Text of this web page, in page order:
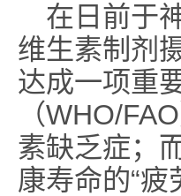
在日前于
维生素制剂
达成一项重
（WHO/
素缺乏症；
康寿命的“